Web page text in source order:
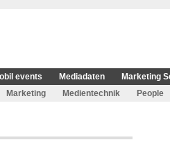
events Mediadaten
Marketing
Marketing Medientechnik People